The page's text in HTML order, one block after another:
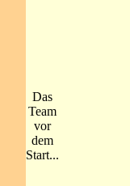
Das
Team
vor
dem
Start...